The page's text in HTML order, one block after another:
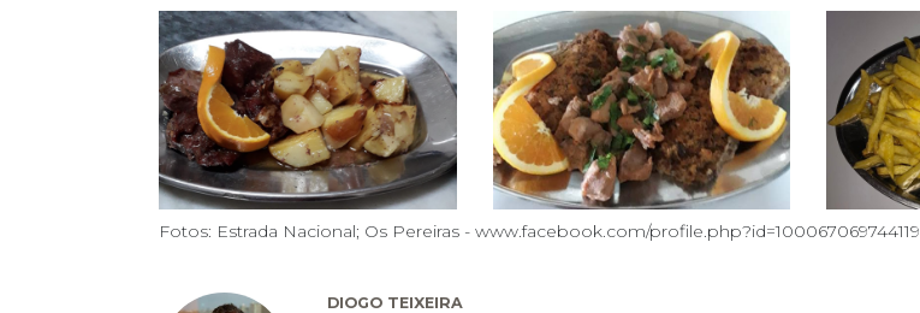
Fotos: Estrada Nacional; Os Pereiras - www.facebook.com/profile.php?id=100067069744119
DIOGO TEIXEIRA